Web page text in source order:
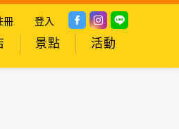
冊 登入
景點 活動